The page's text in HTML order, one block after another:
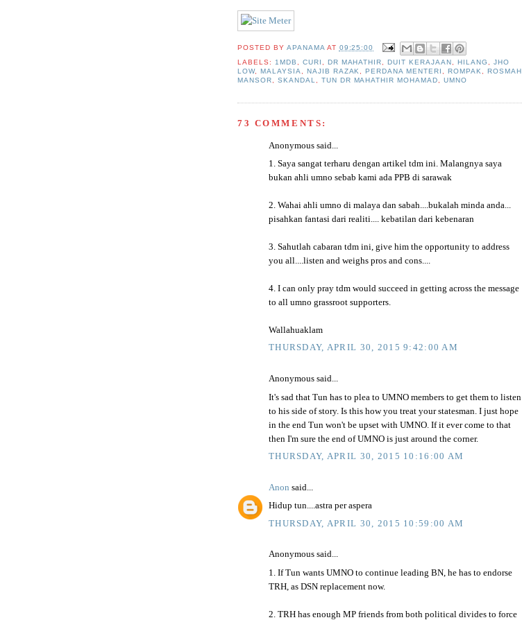
POSTED BY APANAMA AT 09:25:00
LABELS:
1MDB CURI DR MAHATHIR ,DUIT KERAJAAN ,HILANG
JHO
LOW, MALAYSIA NAJIB RAZAK ,PERDANA MENTERI ,ROMPAK
ROSMAH
MANSOR
SKANDAL TUN DR MAHATHIR MOHAMAD ,UMNO
73 COMMENTS:
Anonymous said...
1. Saya sangat terharu dengan artikel tdm ini. Malangnya saya
bukan ahli umno sebab kami ada PPB di sarawak
2. Wahai ahli umno di malaya dan sabah....bukalah minda anda...
pisahkan fantasi dari realiti.... kebatilan dari kebenaran
3. Sahutlah cabaran tdm ini, give him the opportunity to address
you all....listen and weighs pros and cons....
4. I can only pray tdm would succeed in getting across the message
to all umno grassroot supporters.
Wallahuaklam
THURSDAY, APRIL 30, 2015 9:42:00 AM
Anonymous said...
It's sad that Tun has to plea to UMNO members to get them to listen
to his side of story. Is this how you treat your statesman. I just hope
in the end Tun won't be upset with UMNO. If it ever come to that
then I'm sure the end of UMNO is just around the corner.
THURSDAY, APRIL 30, 2015 10:16:00 AM
Anon said...
Hidup tun....astra per aspera
THURSDAY, APRIL 30, 2015 10:59:00 AM
Anonymous said...
1. If Tun wants UMNO to continue leading BN, he has to endorse
TRH, as DSN replacement now.
2. TRH has enough MP friends from both political divides to force